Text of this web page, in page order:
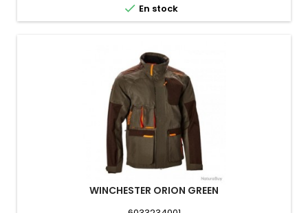
 En stock
WINCHESTER ORION GREEN